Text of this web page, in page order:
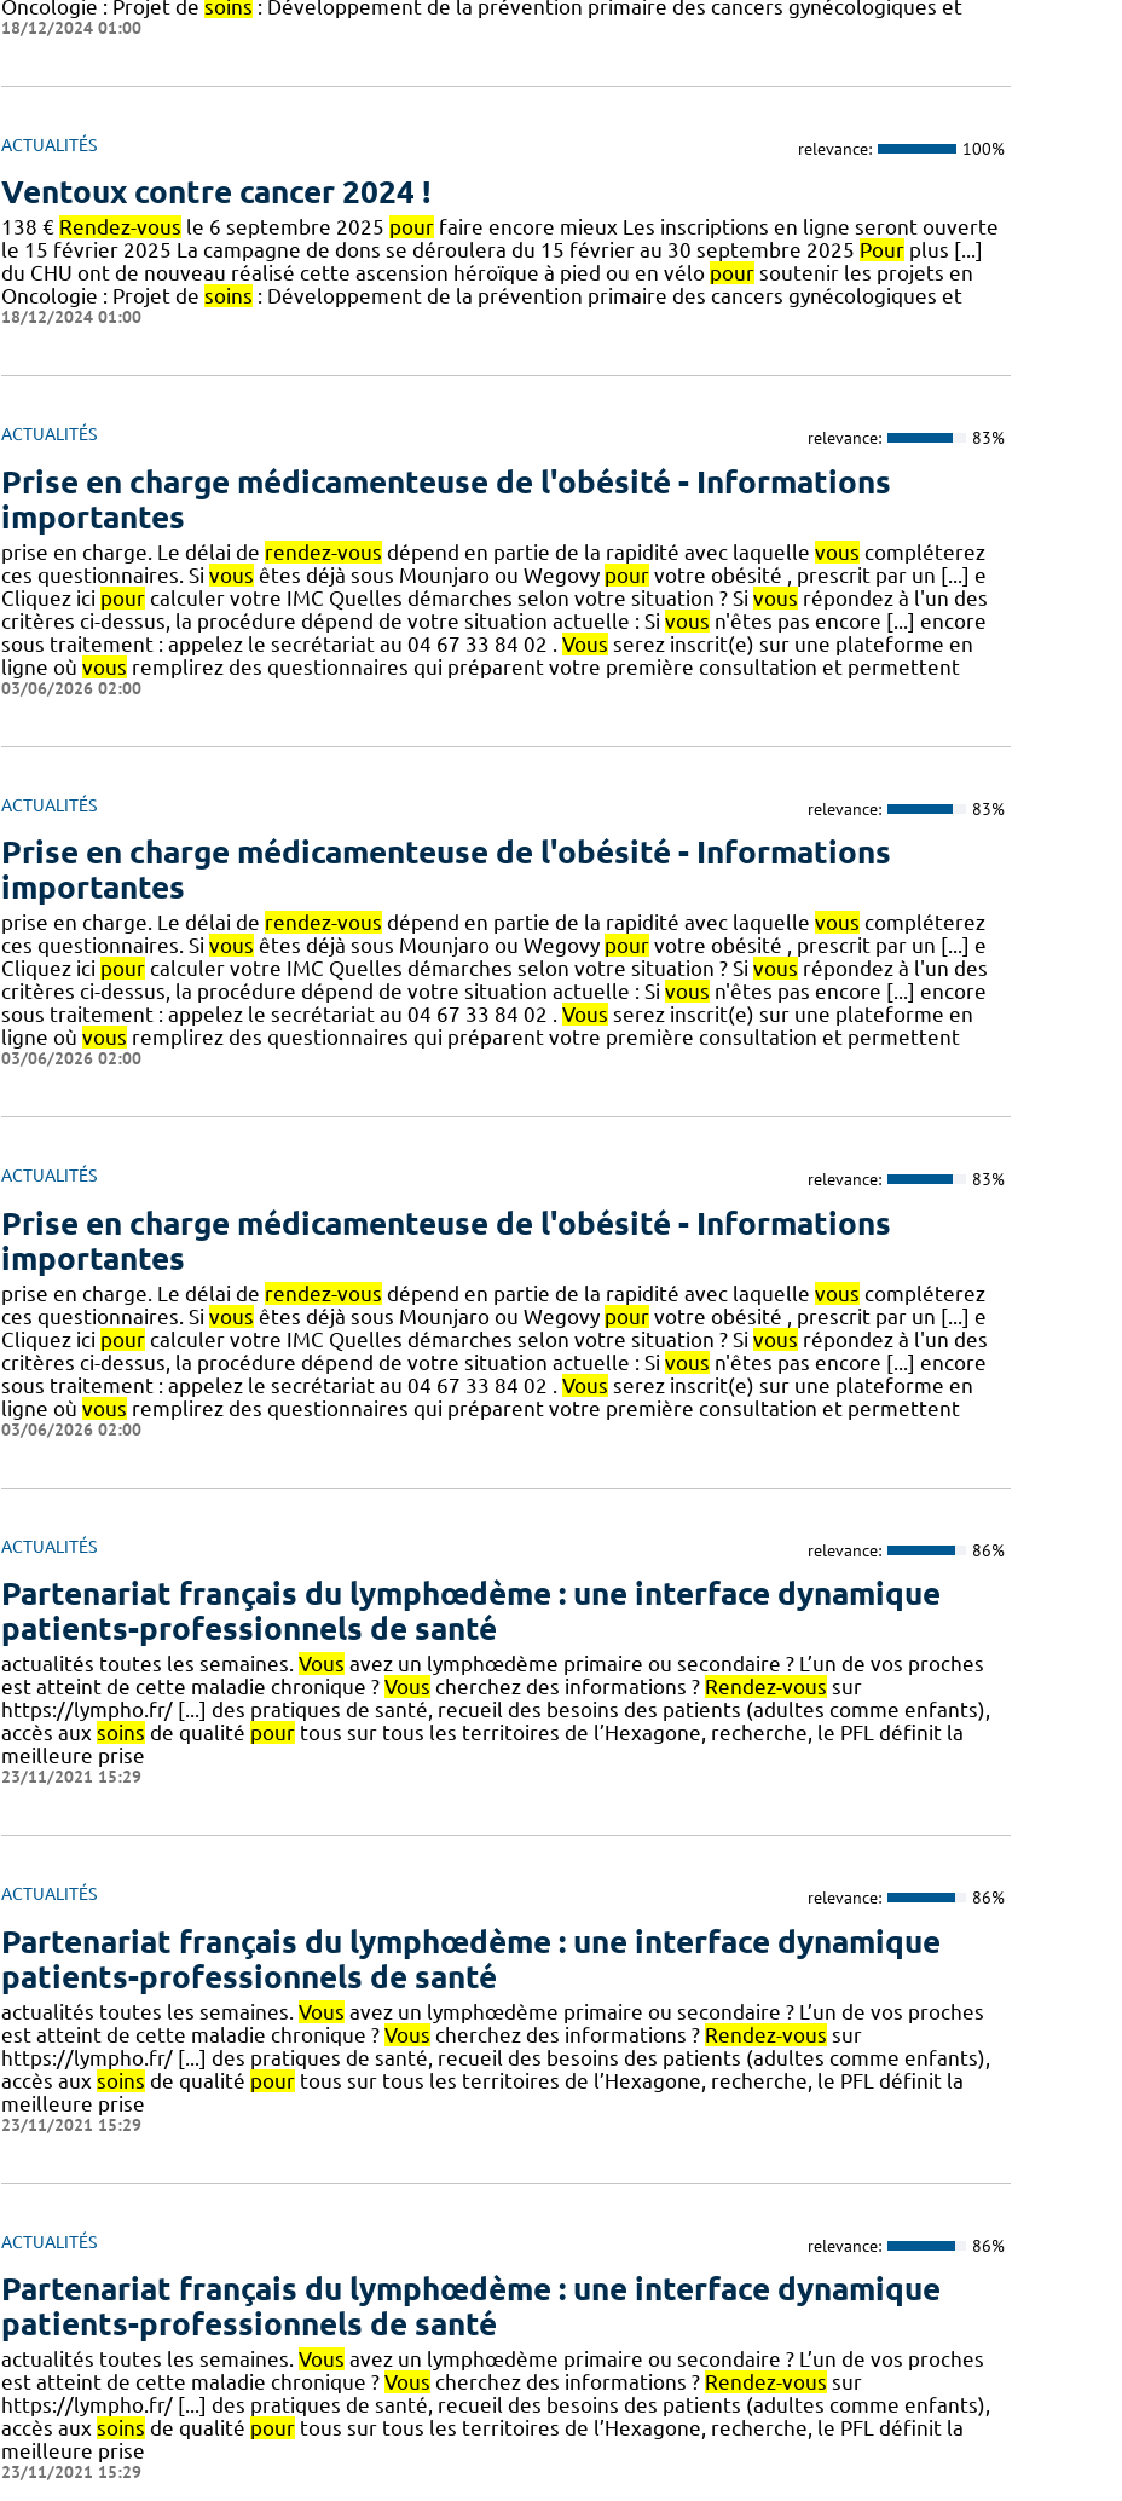
Oncologie : Projet de soins : Développement de la prévention primaire des cancers gynécologiques et
18/12/2024 01:00
ACTUALITÉS relevance: 100%
Ventoux contre cancer 2024 !
138 € Rendez-vous le 6 septembre 2025 pourfaire encore mieux Les inscriptions en ligne seront ouverte
le 15 février 2025 La campagne de dons se déroulera du 15 février au 30 septembre 2025 Pourplus [...]
du CHU ont de nouveau réalisé cette ascension héroïque à pied ou en vélo poursoutenir les projets en
Oncologie : Projet de soins : Développement de la prévention primaire des cancers gynécologiques et
18/12/2024 01:00
ACTUALITÉS relevance: 83%
Prise en charge médicamenteuse de l'obésité - Informations
importantes
prise en charge. Le délai de rendez-vous dépend en partie de la rapidité avec laquelle vous compléterez
ces questionnaires. Si vous êtes déjà sous Mounjaro ou Wegovy pourvotre obésité , prescrit par un [...] e
Cliquez ici pourcalculer votre IMC Quelles démarches selon votre situation ? Si vous répondez à l'un des
critères ci-dessus, la procédure dépend de votre situation actuelle : Si vous n'êtes pas encore [...] encore
sous traitement : appelez le secrétariat au 04 67 33 84 02 . Vous serez inscrit(e) sur une plateforme en
ligne où vous remplirez des questionnaires qui préparent votre première consultation et permettent
03/06/2026 02:00
ACTUALITÉS relevance: 83%
Prise en charge médicamenteuse de l'obésité - Informations
importantes
prise en charge. Le délai de rendez-vous dépend en partie de la rapidité avec laquelle vous compléterez
ces questionnaires. Si vous êtes déjà sous Mounjaro ou Wegovy pourvotre obésité , prescrit par un [...] e
Cliquez ici pourcalculer votre IMC Quelles démarches selon votre situation ? Si vous répondez à l'un des
critères ci-dessus, la procédure dépend de votre situation actuelle : Si vous n'êtes pas encore [...] encore
sous traitement : appelez le secrétariat au 04 67 33 84 02 . Vous serez inscrit(e) sur une plateforme en
ligne où vous remplirez des questionnaires qui préparent votre première consultation et permettent
03/06/2026 02:00
ACTUALITÉS relevance: 83%
Prise en charge médicamenteuse de l'obésité - Informations
importantes
prise en charge. Le délai de rendez-vous dépend en partie de la rapidité avec laquelle vous compléterez
ces questionnaires. Si vous êtes déjà sous Mounjaro ou Wegovy pourvotre obésité , prescrit par un [...] e
Cliquez ici pourcalculer votre IMC Quelles démarches selon votre situation ? Si vous répondez à l'un des
critères ci-dessus, la procédure dépend de votre situation actuelle : Si vous n'êtes pas encore [...] encore
sous traitement : appelez le secrétariat au 04 67 33 84 02 . Vous serez inscrit(e) sur une plateforme en
ligne où vous remplirez des questionnaires qui préparent votre première consultation et permettent
03/06/2026 02:00
ACTUALITÉS relevance: 86%
Partenariat français du lymphœdème : une interface dynamique
patients-professionnels de santé
actualités toutes les semaines. Vous avez un lymphœdème primaire ou secondaire ? L’un de vos proches
est atteint de cette maladie chronique ? Vous cherchez des informations ? Rendez-vous sur
https://lympho.fr/ [...] des pratiques de santé, recueil des besoins des patients (adultes comme enfants),
accès aux soins de qualité pourtous sur tous les territoires de l’Hexagone, recherche, le PFL définit la
meilleure prise
23/11/2021 15:29
ACTUALITÉS relevance: 86%
Partenariat français du lymphœdème : une interface dynamique
patients-professionnels de santé
actualités toutes les semaines. Vous avez un lymphœdème primaire ou secondaire ? L’un de vos proches
est atteint de cette maladie chronique ? Vous cherchez des informations ? Rendez-vous sur
https://lympho.fr/ [...] des pratiques de santé, recueil des besoins des patients (adultes comme enfants),
accès aux soins de qualité pourtous sur tous les territoires de l’Hexagone, recherche, le PFL définit la
meilleure prise
23/11/2021 15:29
ACTUALITÉS relevance: 86%
Partenariat français du lymphœdème : une interface dynamique
patients-professionnels de santé
actualités toutes les semaines. Vous avez un lymphœdème primaire ou secondaire ? L’un de vos proches
est atteint de cette maladie chronique ? Vous cherchez des informations ? Rendez-vous sur
https://lympho.fr/ [...] des pratiques de santé, recueil des besoins des patients (adultes comme enfants),
accès aux soins de qualité pourtous sur tous les territoires de l’Hexagone, recherche, le PFL définit la
meilleure prise
23/11/2021 15:29